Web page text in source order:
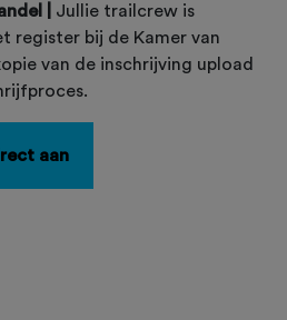
| Jullie trailcrew is
register bij de Kamer van
van de inschrijving upload
aan